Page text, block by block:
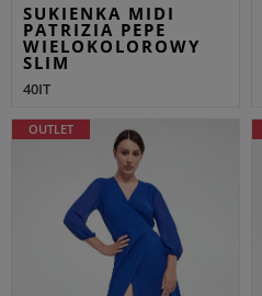
SUKIENKA MIDI
PATRIZIA PEPE
WIELOKOLOROWY
SLIM
40IT
OUTLET